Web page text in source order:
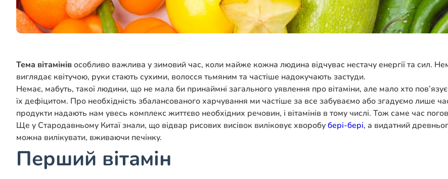
Тема вітамінівособливо важлива у зимовий час, коли майже кожна людина відчувас нестачу енергії та сил.
виглядає квітучою, руки стають сухими, волосся тьмяним та частіше надокучають застуди.
Немає, мабуть, такої людини, що не мала би принаймні загального уявлення про вітаміни, але мало хто
їх дефіцитом. Про необхідність збалансованого харчування ми частіше за все забуваємо або згадуємо лише
продукти надають нам увесь комплекс життєво необхідних речовин, і вітамінів в тому числі. Тож саме час
Ще у Стародавньому Китаї знали, що відвар рисових висівок виліковує хворобубері-бері, а видатний
можна вилікувати, вживаючи печінку.
Перший вітамін